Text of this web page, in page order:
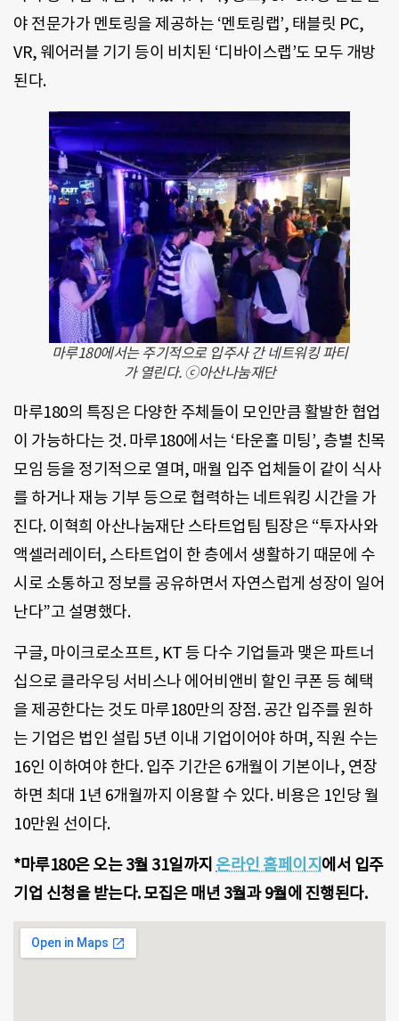
야 전문가가 멘토링을 제공하는 ‘멘토링랩’, 태블릿 PC,
VR, 웨어러블 기기 등이 비치된 ‘디바이스랩’도 모두 개방
된다.
마루180에서는 주기적으로 입주사 간 네트워킹 파티
가 열린다. ⓒ아산나눔재단
마루180의 특징은 다양한 주체들이 모인만큼 활발한 협업
이 가능하다는 것. 마루180에서는 ‘타운홀 미팅’, 층별 친목
모임 등을 정기적으로 열며, 매월 입주 업체들이 같이 식사
를 하거나 재능 기부 등으로 협력하는 네트워킹 시간을 가
진다. 이혁희 아산나눔재단 스타트업팀 팀장은 “투자사와
액셀러레이터, 스타트업이 한 층에서 생활하기 때문에 수
시로 소통하고 정보를 공유하면서 자연스럽게 성장이 일어
난다”고 설명했다.
구글, 마이크로소프트, KT 등 다수 기업들과 맺은 파트너
십으로 클라우딩 서비스나 에어비앤비 할인 쿠폰 등 혜택
을 제공한다는 것도 마루180만의 장점. 공간 입주를 원하
는 기업은 법인 설립 5년 이내 기업이어야 하며, 직원 수는
16인 이하여야 한다. 입주 기간은 6개월이 기본이나, 연장
하면 최대 1년 6개월까지 이용할 수 있다. 비용은 1인당 월
10만원 선이다.
*마루180은 오는 3월 31일까지 온라인 홈페이지 에서 입주
기업 신청을 받는다. 모집은 매년 3월과 9월에 진행된다.